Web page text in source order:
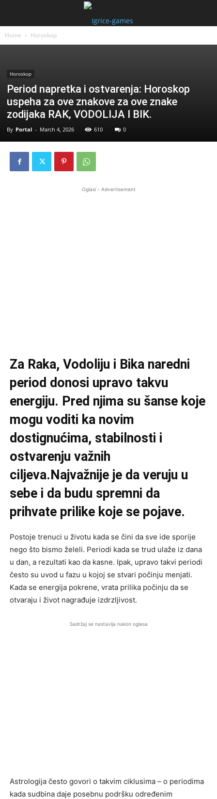
Home Horoskop
Horoskop
Period napretka i ostvarenja: Horoskop
uspeha za ove znakove za ove znake
zodijaka RAK, VODOLIJA I BIK.
By Portal - March 4, 2026 610 0
Oglasi - Advertisement
Za Raka, Vodoliju i Bika naredni
period donosi upravo takvu
energiju. Pred njima su šanse koje
mogu voditi ka novim
dostignućima, stabilnosti i
ostvarenju važnih
ciljeva.Najvažnije je da veruju u
sebe i da budu spremni da
prihvate prilike koje se pojave.
Postoje trenuci u životu kada se čini da sve ide sporije
nego što bismo želeli. Periodi kada se trud ulaže iz dana
u dan, a rezultati kao da kasne. Ipak, upravo takvi periodi
često su uvod u fazu u kojoj se stvari počinju menjati.
Kada se energija pokrene, vrata prilika počinju da se
otvaraju i život nagrađuje izdrzljivost.
Sadržaj se nastavlja nakon oglasa
Astrologija često govori o takvim ciklusima – o periodima
kada sudbina daje posebnu podršku određenim